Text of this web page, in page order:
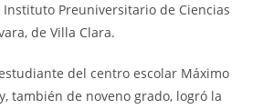
Preuniversitario de Ciencias
de Villa Clara.
del centro escolar Máximo
también de noveno grado, logró la